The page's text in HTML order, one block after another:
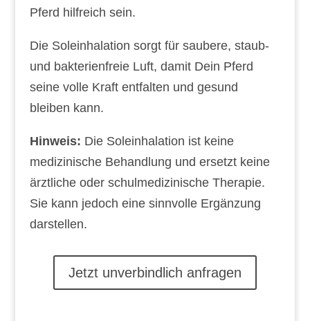
Pferd hilfreich sein.
Die Soleinhalation sorgt für saubere, staub-
und bakterienfreie Luft, damit Dein Pferd
seine volle Kraft entfalten und gesund
bleiben kann.
Hinweis: Die Soleinhalation ist keine
medizinische Behandlung und ersetzt keine
ärztliche oder schulmedizinische Therapie.
Sie kann jedoch eine sinnvolle Ergänzung
darstellen.
Jetzt unverbindlich anfragen